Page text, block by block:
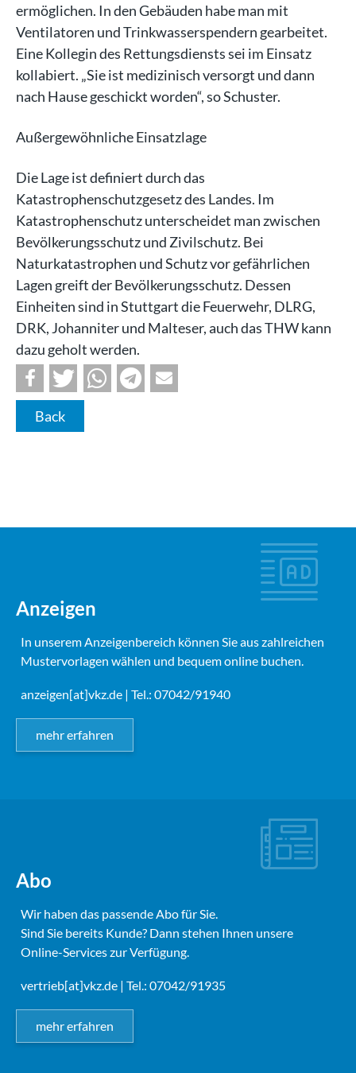
ermöglichen. In den Gebäuden habe man mit
Ventilatoren und Trinkwasserspendern gearbeitet.
Eine Kollegin des Rettungsdiensts sei im Einsatz
kollabiert. „Sie ist medizinisch versorgt und dann
nach Hause geschickt worden“, so Schuster.
Außergewöhnliche Einsatzlage
Die Lage ist definiert durch das
Katastrophenschutzgesetz des Landes. Im
Katastrophenschutz unterscheidet man zwischen
Bevölkerungsschutz und Zivilschutz. Bei
Naturkatastrophen und Schutz vor gefährlichen
Lagen greift der Bevölkerungsschutz. Dessen
Einheiten sind in Stuttgart die Feuerwehr, DLRG,
DRK, Johanniter und Malteser, auch das THW kann
dazu geholt werden.
Back
Anzeigen
In unserem Anzeigenbereich können Sie aus zahlreichen
Mustervorlagen wählen und bequem online buchen.
anzeigen[at]vkz.de | Tel.: 07042/91940
mehr erfahren
Abo
Wir haben das passende Abo für Sie.
Sind Sie bereits Kunde? Dann stehen Ihnen unsere
Online-Services zur Verfügung.
vertrieb[at]vkz.de | Tel.: 07042/91935
mehr erfahren